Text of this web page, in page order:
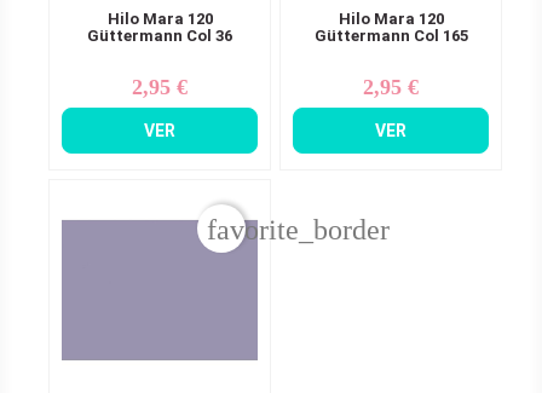
Hilo Mara 120
Güttermann Col 36
Precio
2,95 €
VER
Hilo Mara 120
Güttermann Col 165
Precio
2,95 €
VER
favorite_border